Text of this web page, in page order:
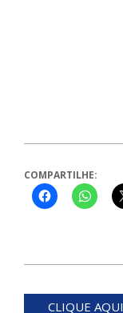
COMPARTILHE:
04-
CLIQUE